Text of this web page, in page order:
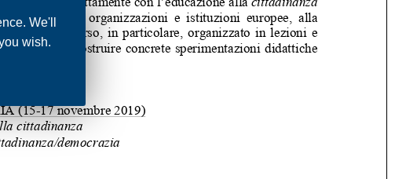
We'll
wish.